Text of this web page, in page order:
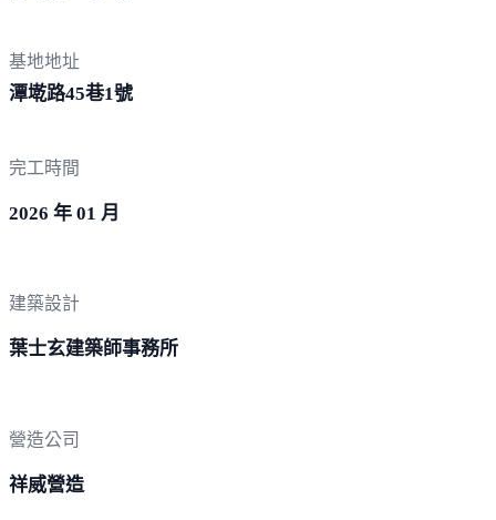
基地地址
潭墘路45巷1號
完工時間
2026 年 01 月
建築設計
葉士玄建築師事務所
營造公司
祥威營造